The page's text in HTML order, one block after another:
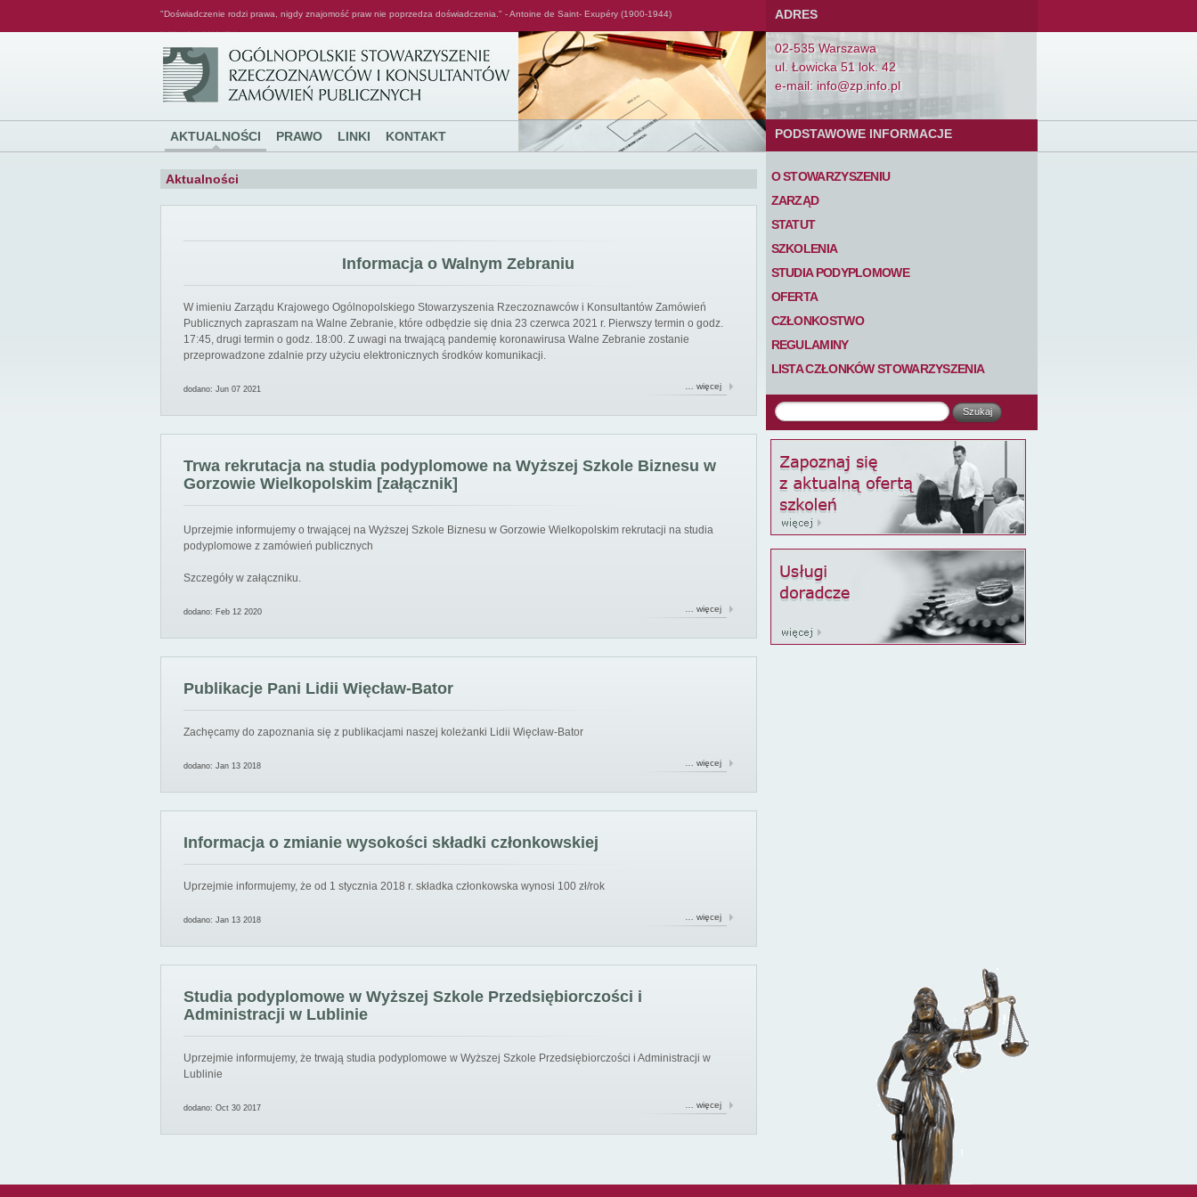
"Doświadczenie rodzi prawa, nigdy znajomość praw nie poprzedza doświadczenia." - Antoine de Saint- Exupéry (1900-1944)
AKTUALNOŚCI PRAWO LINKI KONTAKT
ADRES
02-535 Warszawa
ul. Łowicka 51 lok. 42
e-mail: info@zp.info.pl
PODSTAWOWE INFORMACJE
O STOWARZYSZENIU
ZARZĄD
STATUT
SZKOLENIA
STUDIA PODYPLOMOWE
OFERTA
CZŁONKOSTWO
REGULAMINY
LISTA CZŁONKÓW STOWARZYSZENIA
Aktualności
Informacja o Walnym Zebraniu
W imieniu Zarządu Krajowego Ogólnopolskiego Stowarzyszenia Rzeczoznawców i Konsultantów Zamówień
Publicznych zapraszam na Walne Zebranie, które odbędzie się dnia 23 czerwca 2021 r. Pierwszy termin o godz.
17:45, drugi termin o godz. 18:00. Z uwagi na trwającą pandemię koronawirusa Walne Zebranie zostanie
przeprowadzone zdalnie przy użyciu elektronicznych środków komunikacji.
dodano: Jun 07 2021 … więcej
Trwa rekrutacja na studia podyplomowe na Wyższej Szkole Biznesu w
Gorzowie Wielkopolskim [załącznik]
Uprzejmie informujemy o trwającej na Wyższej Szkole Biznesu w Gorzowie Wielkopolskim rekrutacji na studia
podyplomowe z zamówień publicznych
Szczegóły w załączniku.
dodano: Feb 12 2020 … więcej
Publikacje Pani Lidii Więcław-Bator
Zachęcamy do zapoznania się z publikacjami naszej koleżanki Lidii Więcław-Bator
dodano: Jan 13 2018 … więcej
Informacja o zmianie wysokości składki członkowskiej
Uprzejmie informujemy, że od 1 stycznia 2018 r. składka członkowska wynosi 100 zł/rok
dodano: Jan 13 2018 … więcej
Studia podyplomowe w Wyższej Szkole Przedsiębiorczości i
Administracji w Lublinie
Uprzejmie informujemy, że trwają studia podyplomowe w Wyższej Szkole Przedsiębiorczości i Administracji w
Lublinie
dodano: Oct 30 2017 … więcej